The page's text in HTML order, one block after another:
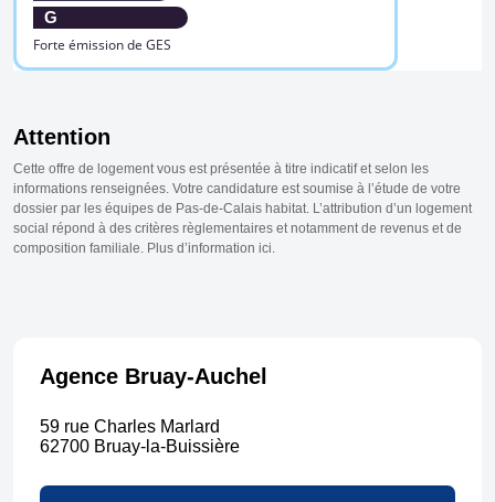
G
Forte émission de GES
Attention
Cette offre de logement vous est présentée à titre indicatif et selon les
informations renseignées. Votre candidature est soumise à l’étude de votre
dossier par les équipes de Pas-de-Calais habitat. L’attribution d’un logement
social répond à des critères règlementaires et notamment de revenus et de
composition familiale. Plus d’information ici.
Agence Bruay-Auchel
59 rue Charles Marlard
62700 Bruay-la-Buissière